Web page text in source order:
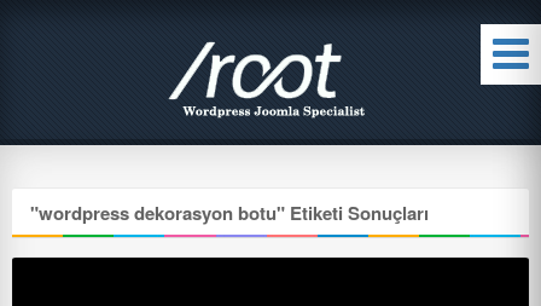
"wordpress dekorasyon botu" Etiketi Sonuçları